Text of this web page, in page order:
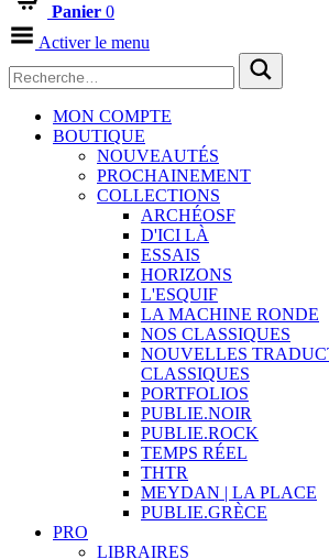
Panier 0
Activer le menu
MON COMPTE
BOUTIQUE
NOUVEAUTÉS
PROCHAINEMENT
COLLECTIONS
ARCHÉOSF
D'ICI LÀ
ESSAIS
HORIZONS
L'ESQUIF
LA MACHINE RONDE
NOS CLASSIQUES
NOUVELLES
CLASSIQUES
PORTFOLIOS
PUBLIE.NOIR
PUBLIE.ROCK
TEMPS RÉEL
THTR
MEYDAN | LA PLACE
PUBLIE.GRÈCE
PRO
LIBRAIRES